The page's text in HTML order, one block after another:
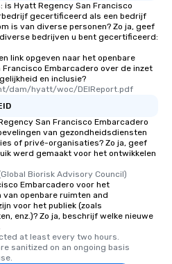
discovered otherwise
at a typical corporate
a way to try some of
in the city and dive
cuisines and dishes.
selected dishes are
from Day to Night
group experience,
key. Whether you
business hours or
after work, we can
you to provide
needs. Go for as Long or as Short as
scheduling, Lip
is Hyatt Regency San Francisco
gecertificeerd als een bedrijf
is van diverse personen? Zo ja, geef
bedrijven u bent gecertificeerd:
link opgeven naar het openbare
Embarcadero over de inzet
en inclusie?
dam/hyatt/woc/DEIReport.pdf
San Francisco Embarcadero
van gezondheidsdiensten
of privé-organisaties? Zo ja, geef
werd gemaakt voor het ontwikkelen
Biorisk Advisory Council)
Embarcadero voor het
openbare ruimten and
voor het publiek (zoals
enz.)? Zo ja, beschrijf welke nieuwe
at least every two hours.
sanitized on an ongoing basis